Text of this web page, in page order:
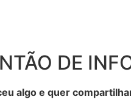
DE
algo e quer